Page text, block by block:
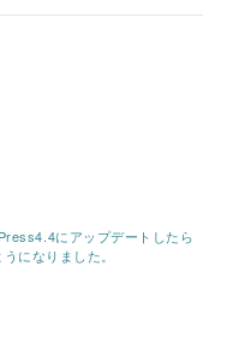
にアップデートしたら
になりました。